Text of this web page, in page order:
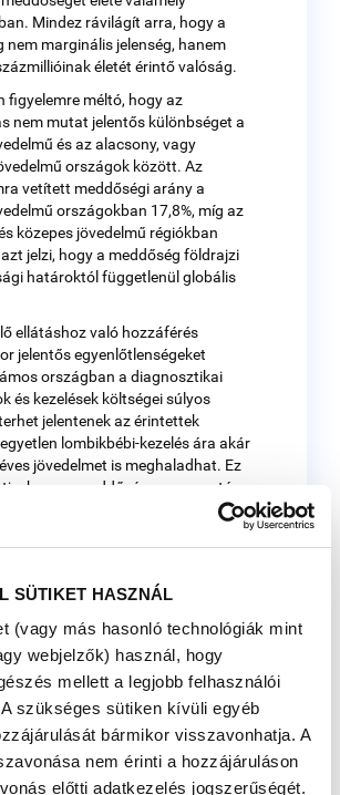
SÜTIKET HASZNÁL
(vagy más hasonló technológiák mint
webjelzők) használ, hogy
mellett a legjobb felhasználói
szükséges sütiken kívüli egyéb
bármikor visszavonhatja. A
nem érinti a hozzájáruláson
előtti adatkezelés jogszerűségét.
Mindez rávilágít arra, hogy a
nem marginális jelenség, hanem
életét érintő valóság.
figyelemre méltó, hogy az
nem mutat jelentős különbséget a
és az alacsony, vagy
országok között. Az
vetített meddőségi arány a
országokban 17,8%, míg az
közepes jövedelmű régiókban
azt jelzi, hogy a meddőség földrajzi
határoktól függetlenül globális
ellátáshoz való hozzáférés
jelentős egyenlőtlenségeket
országban a diagnosztikai
és kezelések költségei súlyos
jelentenek az érintettek
lombikbébi-kezelés ára akár
jövedelmet is meghaladhat. Ez
hogy a meddőség nem pusztán
kérdés, hanem társadalmi és
kérdés: a meddőség
hatása messze túlmutat a
Az érintettek gyakran
be jelentős lelki nehézségekről:
depresszív tünetekről, valamint
próbára tevő
Számos kultúrában a
társadalmi megbélyegzés